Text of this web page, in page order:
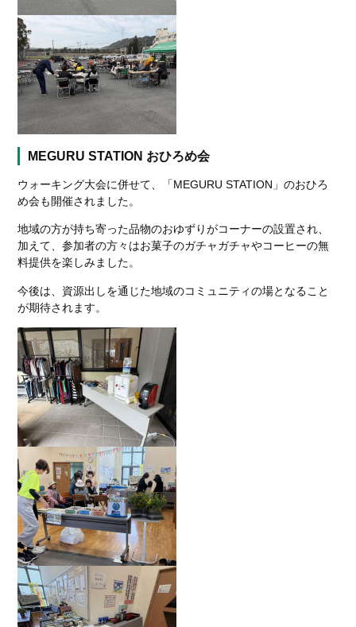
MEGURU STATION おひろめ会
ウォーキング大会に併せて、「MEGURU STATION」のおひろ
め会も開催されました。
地域の方が持ち寄った品物のおゆずりがコーナーの設置され、
加えて、参加者の方々はお菓子のガチャガチャやコーヒーの無
料提供を楽しみました。
今後は、資源出しを通じた地域のコミュニティの場となること
が期待されます。